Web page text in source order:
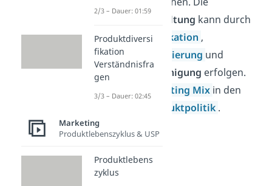
Sortimentsgestaltung kann durch
Produktdiversifikation ,
Produktdifferenzierung und
Sortimentsbereinigung erfolgen.
Sie fällt im
Marketing Mix in den
Produktpolitik .
2/3 – Dauer: 01:59
Produktdiversi
fikation
Verständnisfra
gen
3/3 – Dauer: 02:45
Marketing
Produktlebenszyklus & USP
Produktlebens
zyklus